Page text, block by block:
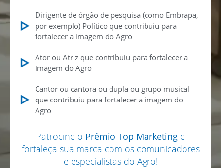
Dirigente de órgão de pesquisa (como Embrapa,
por exemplo) Político que contribuiu para
fortalecer a imagem do Agro
Ator ou Atriz que contribuiu para fortalecer a
imagem do Agro
Cantor ou cantora ou dupla ou grupo musical
que contribuiu para fortalecer a imagem do
Agro
Patrocine o Prêmio Top Marketing e
fortaleça sua marca com os comunicadores
e especialistas do Agro!